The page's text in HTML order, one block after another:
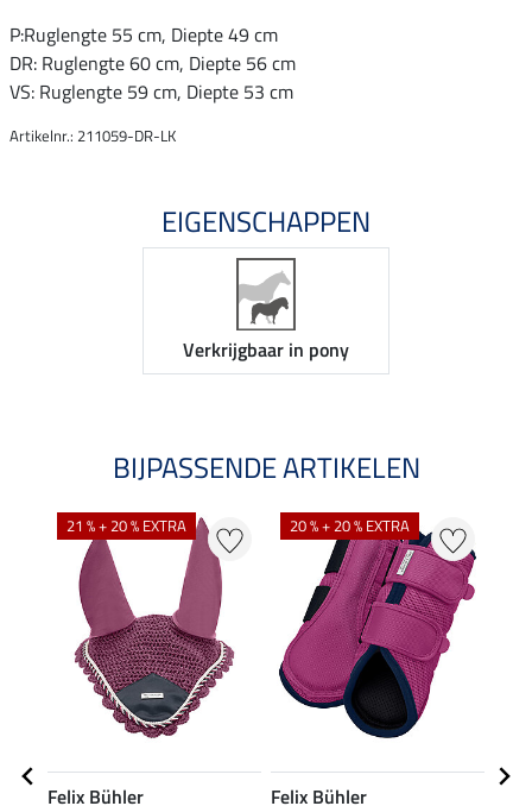
P:Ruglengte 55 cm, Diepte 49 cm
DR: Ruglengte 60 cm, Diepte 56 cm
VS: Ruglengte 59 cm, Diepte 53 cm
Artikelnr.: 211059-DR-LK
EIGENSCHAPPEN
Verkrijgbaar in pony
BIJPASSENDE ARTIKELEN
21 % + 20 % EXTRA
Felix Bühler
20 % + 20 % EXTRA
Felix Bühler